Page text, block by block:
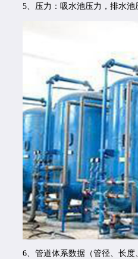
5、压力：吸水池压力，排水池
6、管道体系数据（管径、长